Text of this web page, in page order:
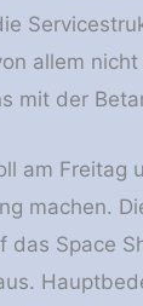
allem
mit der
am Freitag
machen.
das Space